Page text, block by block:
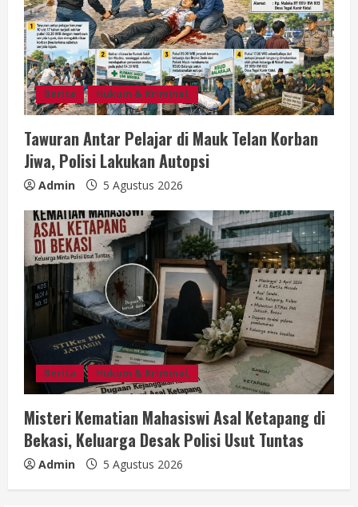
Berita Hukum & Kriminal,
Tawuran Antar Pelajar di Mauk Telan Korban
Jiwa, Polisi Lakukan Autopsi
Admin 5 Agustus 2026
Berita Hukum & Kriminal,
Misteri Kematian Mahasiswi Asal Ketapang di
Bekasi, Keluarga Desak Polisi Usut Tuntas
Admin 5 Agustus 2026